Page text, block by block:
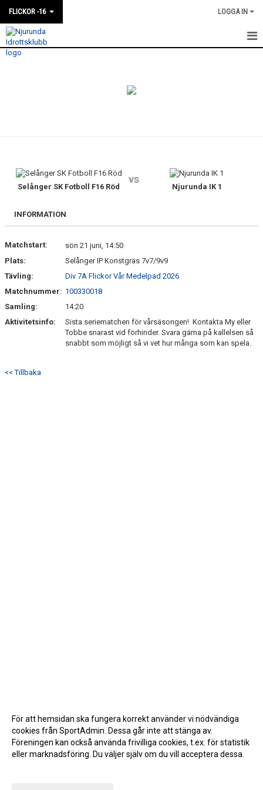
FLICKOR -16 LOGGA IN
HEM
BILDGALLERI
DOKUMENT
Selånger SK Fotboll F16 Röd
vs
Njurunda IK 1
INFORMATION
Matchstart:
sön 21 juni, 14:50
Plats:
Selånger IP Konstgräs 7v7/9v9
Tävling:
Div 7A Flickor Vår Medelpad 2026
Matchnummer: 100330018
Samling:
14:20
Aktivitetsinfo:
Sista seriematchen för vårsäsongen! Kontakta My eller
Tobbe snarast vid förhinder. Svara gärna på kallelsen så
snabbt som möjligt så vi vet hur många som kan spela.
<< Tillbaka
För att hemsidan ska fungera korrekt använder vi nödvändiga
cookies från SportAdmin. Dessa går inte att stänga av.
Föreningen kan också använda frivilliga cookies, t.ex. för statistik
eller marknadsföring. Du väljer själv om du vill acceptera dessa.